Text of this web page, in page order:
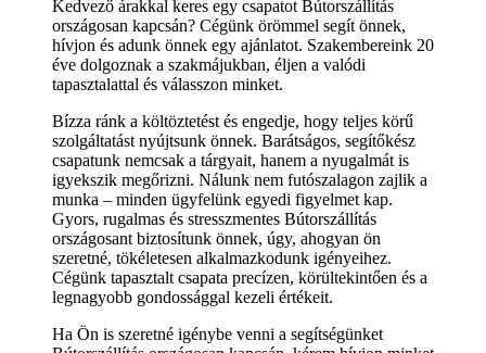
Kedvező árakkal keres egy csapatot Bútorszállítás
országosan kapcsán? Cégünk örömmel segít önnek,
hívjon és adunk önnek egy ajánlatot. Szakembereink 20
éve dolgoznak a szakmájukban, éljen a valódi
tapasztalattal és válasszon minket.
Bízza ránk a költöztetést és engedje, hogy teljes körű
szolgáltatást nyújtsunk önnek. Barátságos, segítőkész
csapatunk nemcsak a tárgyait, hanem a nyugalmát is
igyekszik megőrizni. Nálunk nem futószalagon zajlik a
munka – minden ügyfelünk egyedi figyelmet kap.
Gyors, rugalmas és stresszmentes Bútorszállítás
országosant biztosítunk önnek, úgy, ahogyan ön
szeretné, tökéletesen alkalmazkodunk igényeihez.
Cégünk tapasztalt csapata precízen, körültekintően és a
legnagyobb gondossággal kezeli értékeit.
Ha Ön is szeretné igénybe venni a segítségünket